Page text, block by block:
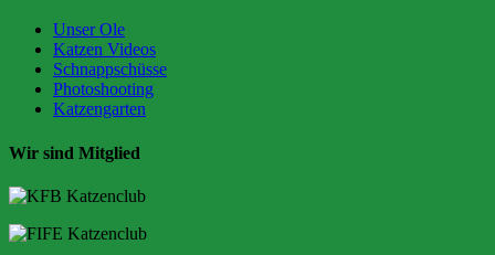
Unser Ole
Katzen Videos
Schnappschüsse
Photoshooting
Katzengarten
Wir sind Mitglied